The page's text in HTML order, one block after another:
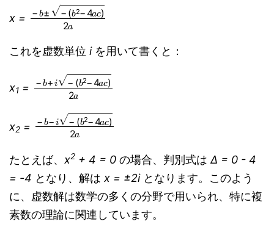
x =
b±−
b2−4ac)2a
これを虚数単位 iを用いて書くと：
x1 =
b+i−
b2 −4ac)2a
x2 =
b −i−
b2 −4ac)2a
たとえば、 x2 + 4 = 0 の場合、判別式は Δ = 0 - 4
= -4 となり、解は x = ±2iとなります。このよう
に、虚数解は数学の多くの分野で用いられ、特に複
素数の理論に関連しています。